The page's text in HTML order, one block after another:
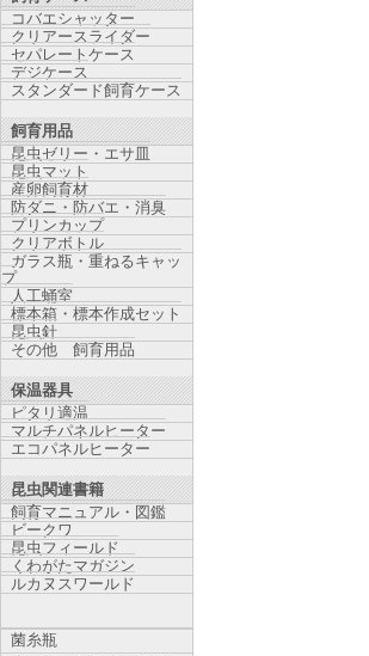
コバエシャッター
クリアースライダー
セパレートケース
デジケース
スタンダード飼育ケース
飼育用品
昆虫ゼリー・エサ皿
昆虫マット
産卵飼育材
防ダニ・防バエ・消臭
プリンカップ
クリアボトル
ガラス瓶・重ねるキャッ
プ
人工蛹室
標本箱・標本作成セット
昆虫針
その他 飼育用品
保温器具
ピタリ適温
マルチパネルヒーター
エコパネルヒーター
昆虫関連書籍
飼育マニュアル・図鑑
ビークワ
昆虫フィールド
くわがたマガジン
ルカヌスワールド
菌糸瓶